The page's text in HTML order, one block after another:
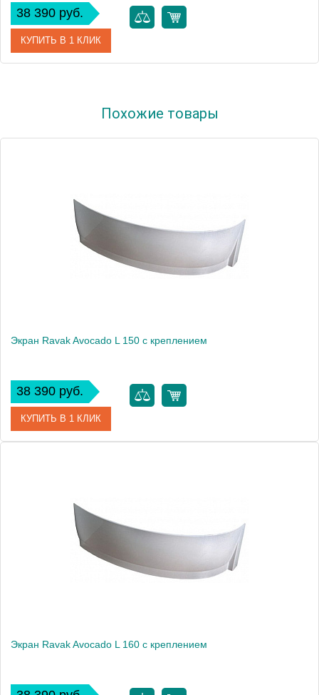
38 390 руб.
КУПИТЬ В 1 КЛИК
Производитель Ravak
Похожие товары
Экран Ravak Avocado L 150 с креплением
38 390 руб.
КУПИТЬ В 1 КЛИК
Производитель
Экран Ravak Avocado L 160 с креплением